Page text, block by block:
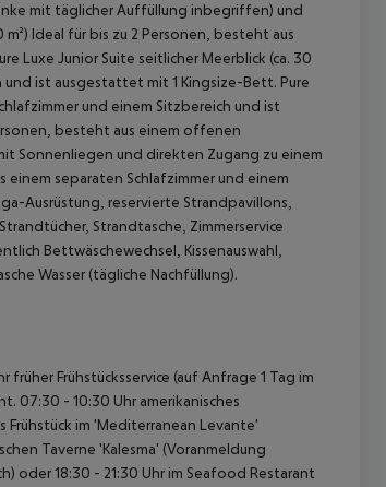
mit täglicher Auffüllung inbegriffen) und
Ideal für bis zu 2 Personen, besteht aus
Luxe Junior Suite seitlicher Meerblick (ca. 30
und ist ausgestattet mit 1 Kingsize-Bett. Pure
und einem Sitzbereich und ist
besteht aus einem offenen
Sonnenliegen und direkten Zugang zu einem
einem separaten Schlafzimmer und einem
Ausrüstung, reservierte Strandpavillons,
Strandtasche, Zimmerservice
Bettwäschewechsel, Kissenauswahl,
Wasser (tägliche Nachfüllung).
früher Frühstücksservice (auf Anfrage 1 Tag im
07:30 - 10:30 Uhr amerikanisches
Frühstück im 'Mediterranean Levante'
Taverne 'Kalesma' (Voranmeldung
oder18:30 - 21:30 Uhr im Seafood Restarant